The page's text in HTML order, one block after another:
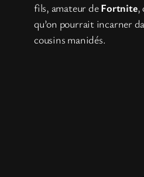
fils, amateur deFortnite,
qu’on pourrait incarner
cousins manidés.